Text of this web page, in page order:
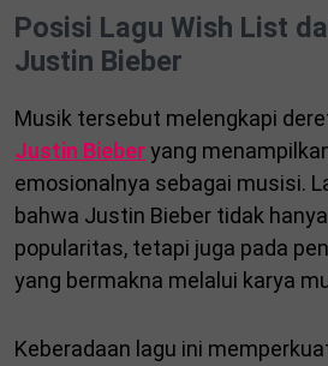
Posisi Lagu Wish List
Justin Bieber
Musik tersebut melengkapi
Justin Bieberyang
emosionalnya sebagai musisi.
bahwa Justin Bieber tidak
popularitas, tetapi juga pada
yang bermakna melalui karya
Keberadaan lagu ini